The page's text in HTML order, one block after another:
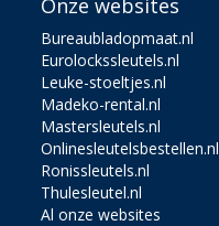
Bureaubladopmaat.nl
Eurolockssleutels.nl
Leuke-stoeltjes.nl
Madeko-rental.nl
Mastersleutels.nl
Onlinesleutelsbestellen.nl
Ronissleutels.nl
Thulesleutel.nl
Al onze websites